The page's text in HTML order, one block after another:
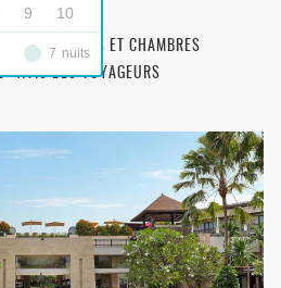
9 10
7 nuits
REPAS ET CHAMBRES
AVIS DES VOYAGEURS